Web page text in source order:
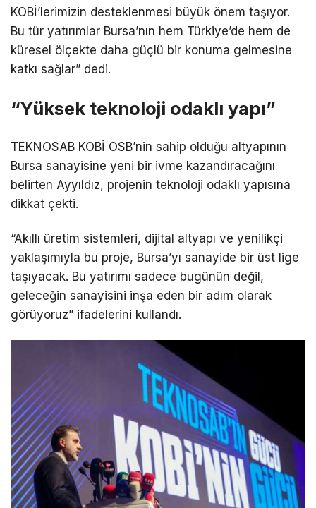
KOBİ’lerimizin desteklenmesi büyük önem taşıyor.
Bu tür yatırımlar Bursa’nın hem Türkiye’de hem de
küresel ölçekte daha güçlü bir konuma gelmesine
katkı sağlar” dedi.
“Yüksek teknoloji odaklı yapı”
TEKNOSAB KOBİ OSB’nin sahip olduğu altyapının
Bursa sanayisine yeni bir ivme kazandıracağını
belirten Ayyıldız, projenin teknoloji odaklı yapısına
dikkat çekti.
“Akıllı üretim sistemleri, dijital altyapı ve yenilikçi
yaklaşımıyla bu proje, Bursa’yı sanayide bir üst lige
taşıyacak. Bu yatırımı sadece bugünün değil,
geleceğin sanayisini inşa eden bir adım olarak
görüyoruz” ifadelerini kullandı.